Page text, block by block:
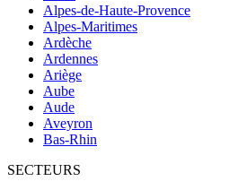
Alpes-de-Haute-Provence
Alpes-Maritimes
Ardèche
Ardennes
Ariège
Aube
Aude
Aveyron
Bas-Rhin
SECTEURS